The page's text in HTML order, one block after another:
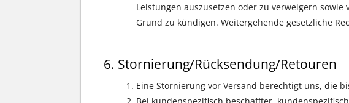
Leistungen auszusetzen oder zu verweigern
Grund zu kündigen. Weitergehende gesetzliche
Stornierung/Rücksendung/Retouren
Eine Stornierung vor Versand berechtigt uns, die
Bei kundenspezifisch beschaffter,